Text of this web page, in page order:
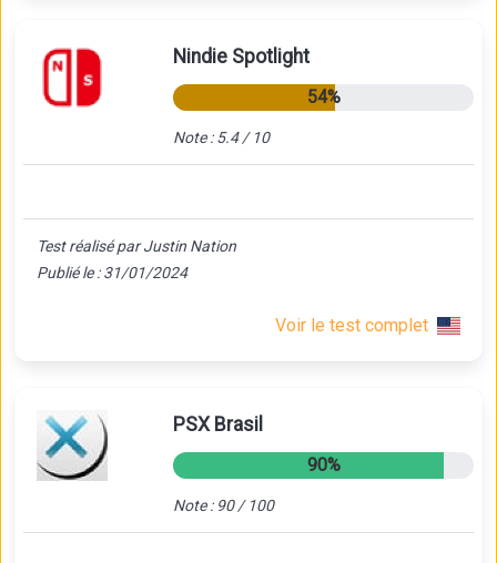
Nindie Spotlight
54%
Note : 5.4 / 10
Test réalisé par Justin Nation
Publié le : 31/01/2024
Voir le test complet
PSX Brasil
90%
Note : 90 / 100